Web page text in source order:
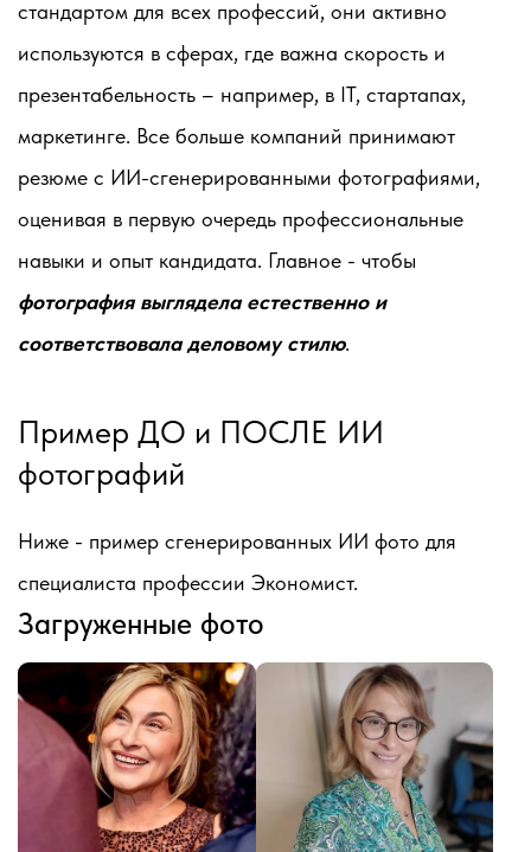
стандартом для всех профессий, они активно
используются в сферах, где важна скорость и
презентабельность – например, в IT, стартапах,
маркетинге. Все больше компаний принимают
резюме с ИИ-сгенерированными фотографиями,
оценивая в первую очередь профессиональные
навыки и опыт кандидата. Главное - чтобы
фотография выглядела естественно и
соответствовала деловому стилю.
Пример ДО и ПОСЛЕ ИИ
фотографий
Ниже - пример сгенерированных ИИ фото для
специалиста профессии Экономист.
Загруженные фото